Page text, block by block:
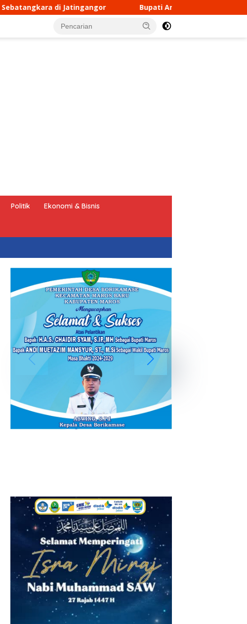
Bupati Andi Rudi Latif Perkuat SDM Melalui Disnakertrans
Politik Ekonomi & Bisnis